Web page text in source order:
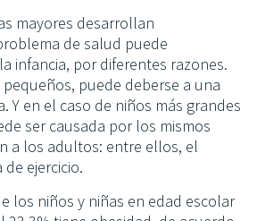
mayores desarrollan
de salud puede
infancia, por diferentes razones.
puede deberse a una
Y en el caso de niños más grandes
ser causada por los mismos
a los adultos: entre ellos, el
ejercicio.
los niños y niñas en edad escolar